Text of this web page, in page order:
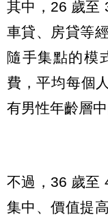
其中，26 歲至
車貸、房貸等
隨手集點的模
費，平均每個
有男性年齡層中
不過，36 歲至
集中、價值提